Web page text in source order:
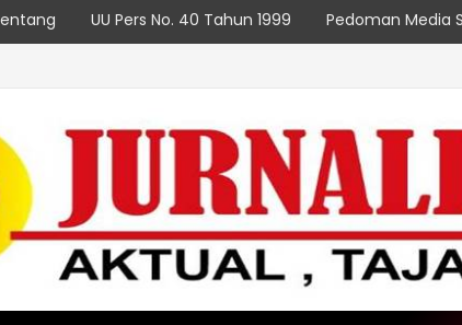
UU Pers No. 40 Tahun 1999 Pedoman Media